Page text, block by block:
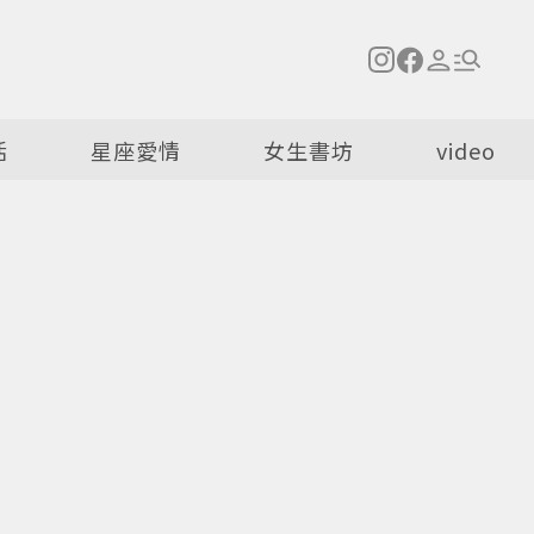
星座愛情 女生書坊 video